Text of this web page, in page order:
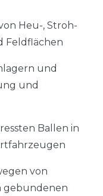
Heu-, Stroh-
Feldflächen
und
und
Ballen in
von
gebundenen